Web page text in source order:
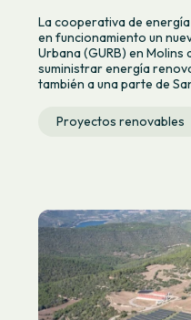
La cooperativa de
en funcionamiento un
Urbana (GURB) en Molins
suministrar energía
también a una parte de
Proyectos renovables